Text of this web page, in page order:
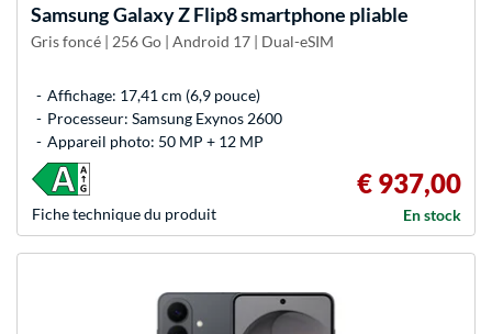
SamsungGalaxy Z Flip8 smartphone pliable
Gris foncé | 256 Go | Android 17 | Dual-eSIM
Affichage: 17,41 cm (6,9 pouce)
Processeur: Samsung Exynos 2600
Appareil photo: 50 MP + 12 MP
Fiche technique du produit
€ 937,00
En stock